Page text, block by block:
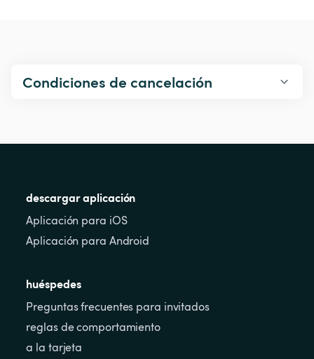
Condiciones de cancelación
descargar aplicación
Aplicación para iOS
Aplicación para Android
huéspedes
Preguntas frecuentes para invitados
reglas de comportamiento
a la tarjeta